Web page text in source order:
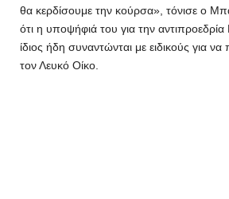
θα κερδίσουμε την κούρσα», τόνισε ο
ότι η υποψήφιά του για την
ίδιος ήδη συναντώνται με ειδικούς για
τον Λευκό Οίκο.